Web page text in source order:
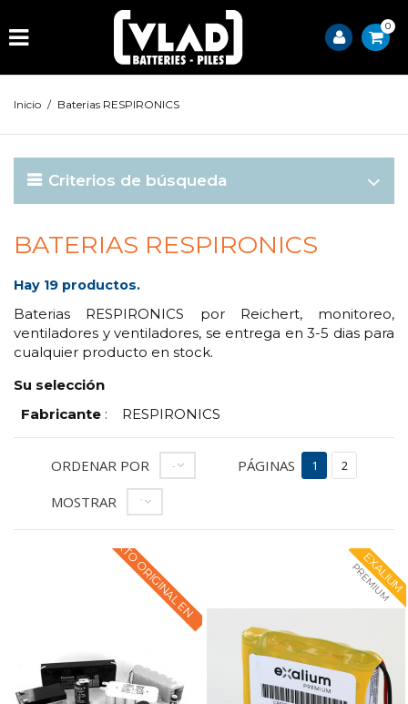
0
Inicio / Baterias RESPIRONICS
Criterios de búsqueda
BATERIAS RESPIRONICS
Hay 19 productos.
Baterias RESPIRONICS por Reichert, monitoreo,
ventiladores y ventiladores, se entrega en 3-5 dias para
cualquier producto en stock.
Su selección
Fabricante : RESPIRONICS
ORDENAR POR --
MOSTRAR 12
PÁGINAS 1 2
TEXTO ORIGINAL EN EXALIUM
PREMIUM